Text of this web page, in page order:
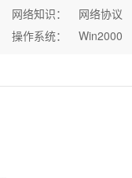
网络知识：
网络协议
操作系统：
Win2000